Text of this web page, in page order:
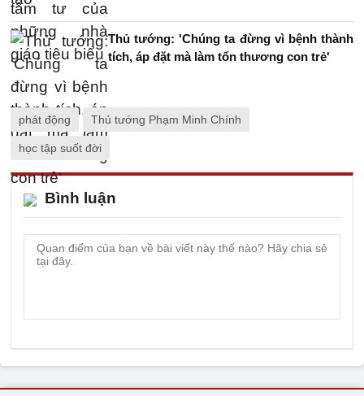
Thủ tướng: 'Chúng ta đừng vì bệnh thành
tích, áp đặt mà làm tổn thương con trẻ'
phát động Thủ tướng Phạm Minh Chính
học tập suốt đời
Bình luận